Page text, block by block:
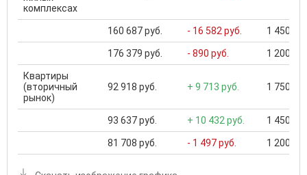
комплексах
160 687 руб. - 16 582 руб. 1 450
176 379 руб. - 890 руб. 1 200
Квартиры
(вторичный
рынок)
92 918 руб. + 9 713 руб. 1 750
93 637 руб. + 10 432 руб. 1 450
81 708 руб. - 1 497 руб. 1 200